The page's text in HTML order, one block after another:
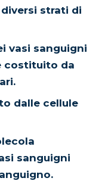
strati di
vasi sanguigni
costituito da
dalle cellule
sanguigni